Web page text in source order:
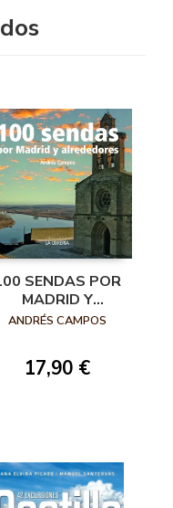
SENDAS POR
MADRID Y
ALREDEDORES
ANDRÉS CAMPOS
17,90 €